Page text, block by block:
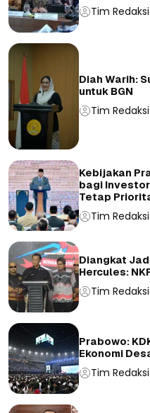
Tim Redaksi
Diah Warih:
untuk BGN
Tim Redaksi
Kebijakan
bagi
Tetap
Tim Redaksi
Diangkat
Hercules:
Tim Redaksi
Prabowo:
Ekonomi
Tim Redaksi